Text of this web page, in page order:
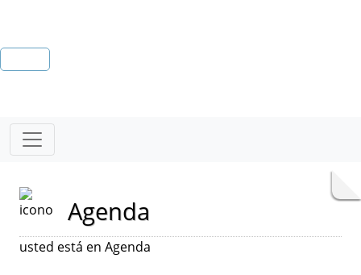
Agenda
usted está en Agenda